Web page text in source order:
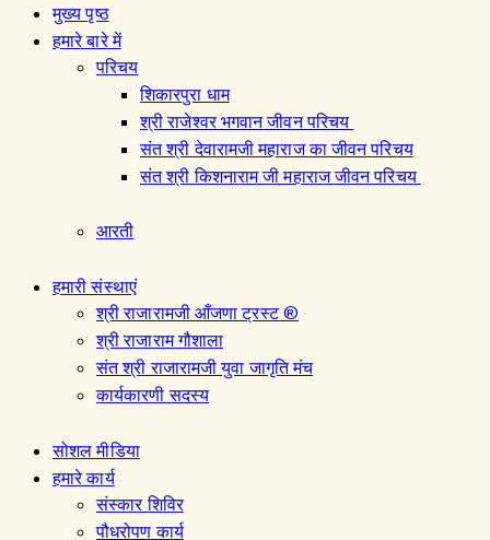
मुख्य पृष्ठ
हमारे बारे में
परिचय
शिकारपुरा धाम
श्री राजेश्वर भगवान जीवन परिचय
संत श्री देवारामजी महाराज का जीवन परिचय
संत श्री किशनाराम जी महाराज जीवन परिचय
आरती
हमारी संस्थाएं
श्री राजारामजी आँजणा ट्रस्ट ®
श्री राजाराम गौशाला
संत श्री राजारामजी युवा जागृति मंच
कार्यकारणी सदस्य
सोशल मीडिया
हमारे कार्य
संस्कार शिविर
पौधरोपण कार्य